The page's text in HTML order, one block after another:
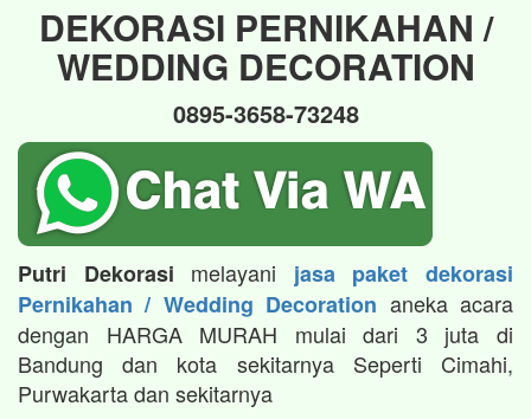
DEKORASI PERNIKAHAN /
WEDDING DECORATION
0895-3658-73248
Putri Dekorasi melayani jasa paket dekorasi
Pernikahan / Wedding Decoration aneka acara
dengan HARGA MURAH mulai dari 3 juta di
Bandung dan kota sekitarnya Seperti Cimahi,
Purwakarta dan sekitarnya